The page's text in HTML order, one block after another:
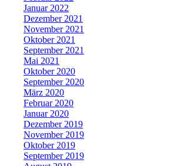
Januar 2022
Dezember 2021
November 2021
Oktober 2021
September 2021
Mai 2021
Oktober 2020
September 2020
März 2020
Februar 2020
Januar 2020
Dezember 2019
November 2019
Oktober 2019
September 2019